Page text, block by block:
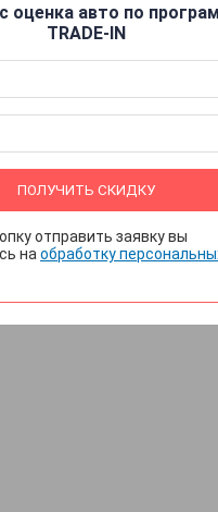
оценка авто по
TRADE-IN
ПОЛУЧИТЬ СКИДКУ
отправить заявку вы
на обработку